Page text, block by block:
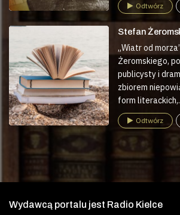
Odtwórz
Stefan
„Wiatr od
Żeromskiego,
publicysty i
zbiorem
form
Odtwórz
Wydawcą portalu jest Radio Kielce